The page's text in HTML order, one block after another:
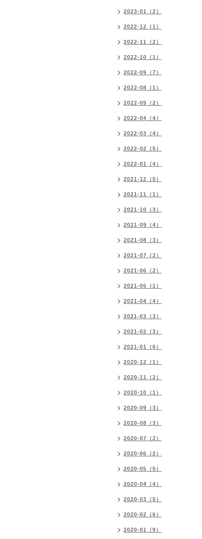
2023-01（2）
2022-12（1）
2022-11（2）
2022-10（1）
2022-09（7）
2022-08（1）
2022-05（2）
2022-04（4）
2022-03（4）
2022-02（5）
2022-01（4）
2021-12（5）
2021-11（1）
2021-10（3）
2021-09（4）
2021-08（3）
2021-07（2）
2021-06（2）
2021-05（1）
2021-04（4）
2021-03（3）
2021-02（3）
2021-01（6）
2020-12（1）
2020-11（2）
2020-10（1）
2020-09（3）
2020-08（3）
2020-07（2）
2020-06（2）
2020-05（5）
2020-04（4）
2020-03（5）
2020-02（6）
2020-01（9）